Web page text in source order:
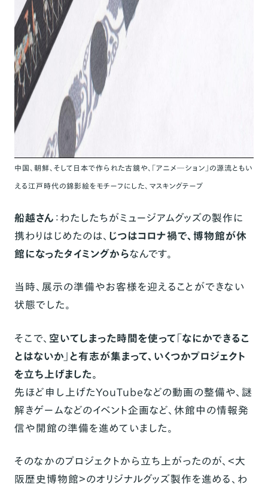
中国、朝鮮、そして日本で作られた古鏡や、「アニメ―ション」の源流ともい
える江戸時代の錦影絵をモチーフにした、マスキングテープ
船越さん ：わたしたちがミュージアムグッズの製作に
携わりはじめたのは、 じつはコロナ禍で、博物館が休
館になったタイミングからなんです。
当時、展示の準備やお客様を迎えることができない
状態でした。
そこで、 空いてしまった時間を使って「なにかできるこ
とはないか」と有志が集まって、いくつかプロジェクト
を立ち上げました。
先ほど申し上げたYouTubeなどの動画の整備や、謎
解きゲームなどのイベント企画など、休館中の情報発
信や開館の準備を進めていました。
そのなかのプロジェクトから立ち上がったのが、＜大
阪歴史博物館＞のオリジナルグッズ製作を進める、わ